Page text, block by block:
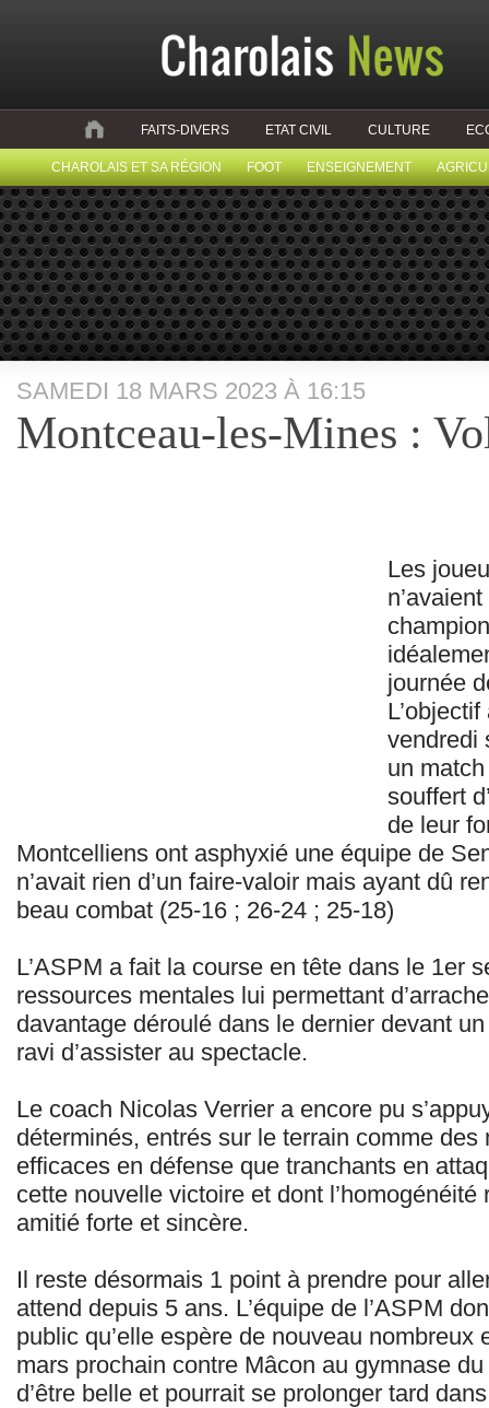
FAITS-DIVERS ETAT CIVIL CULTURE
CHAROLAIS ET SA RÉGION FOOT ENSEIGNEMENT
SAMEDI 18 MARS 2023 À 16:15
Montceau-les-Mines :
Les
journée
vendredi
un
souffert
de leur
Montcelliens ont asphyxié une équipe de
n’avait rien d’un faire-valoir mais ayant dû
beau combat (25-16 ; 26-24 ; 25-18)
L’ASPM a fait la course en tête dans le 1er
ressources mentales lui permettant
davantage déroulé dans le dernier devant
ravi d’assister au spectacle.
Le coach Nicolas Verrier a encore pu
déterminés, entrés sur le terrain comme
efficaces en défense que tranchants en
cette nouvelle victoire et dont
amitié forte et sincère.
Il reste désormais 1 point à prendre pour
attend depuis 5 ans. L’équipe de l’ASPM
public qu’elle espère de nouveau nombreux
mars prochain contre Mâcon au gymnase
d’être belle et pourrait se prolonger tard